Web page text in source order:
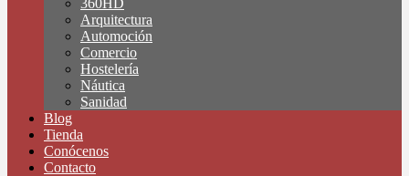
360HD
Arquitectura
Automoción
Comercio
Hostelería
Náutica
Sanidad
Blog
Tienda
Conócenos
Contacto